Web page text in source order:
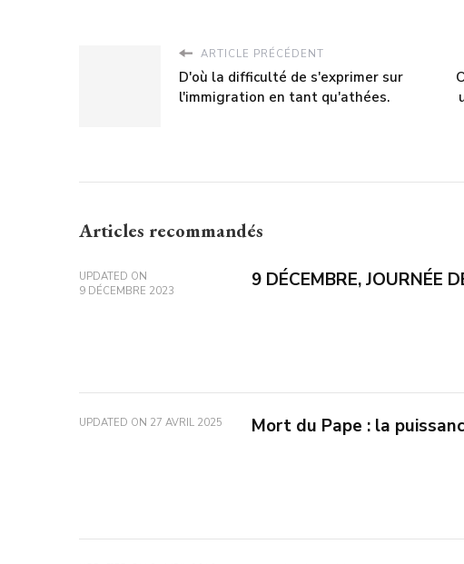
ARTICLE PRÉCÉDENT
D'où la difficulté de s'exprimer sur
l'immigration en tant qu'athées.
Articles recommandés
UPDATED ON
9 DÉCEMBRE 2023
9 DÉCEMBRE, JOURNÉE
UPDATED ON 27 AVRIL 2025 Mort du Pape : la